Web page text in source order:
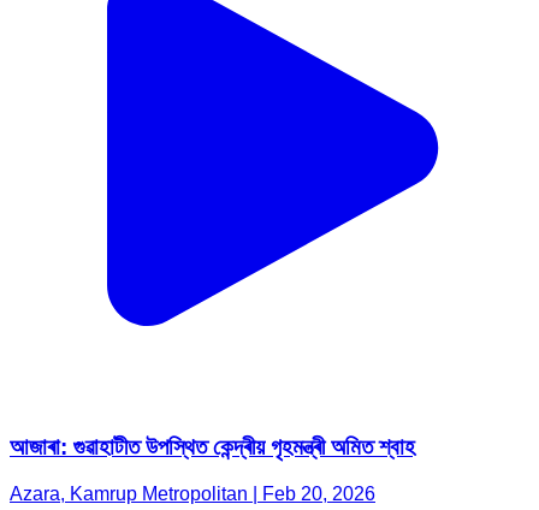
আজাৰা: গুৱাহাটীত উপস্থিত কেন্দ্ৰীয় গৃহমন্ত্ৰী অমিত শ্বাহ
Azara, Kamrup Metropolitan | Feb 20, 2026